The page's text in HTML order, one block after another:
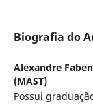
Biografia do
Alexandre
(MAST)
Possui